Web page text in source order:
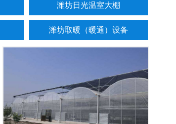
潍坊日光温室大棚
潍坊取暖（暖通）设备